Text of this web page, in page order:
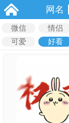
网名
微信 情侣
可爱
好看